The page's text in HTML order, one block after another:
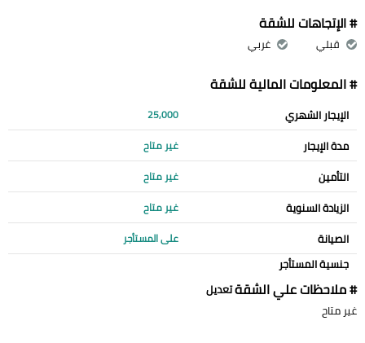
# الإتجاهات للشقة
قبلي غربي
# المعلومات المالية للشقة
الإيجار الشهري 25,000
مدة الإيجار غير متاح
التأمين غير متاح
الزيادة السنوية غير متاح
الصيانة على المستأجر
جنسية المستأجر
# ملاحظات علي الشقةتعديل
غير متاح